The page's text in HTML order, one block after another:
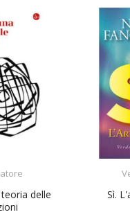
delle
Sì.